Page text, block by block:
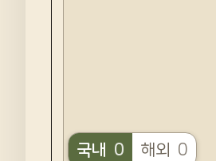
국내 0 해외 0